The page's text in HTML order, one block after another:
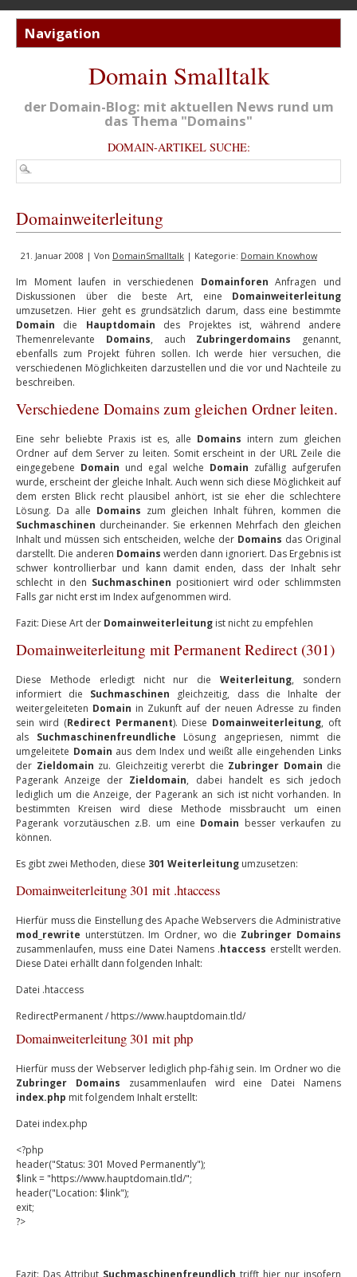
Domain Smalltalk
der Domain-Blog: mit aktuellen News rund um
das Thema "Domains"
DOMAIN-ARTIKEL SUCHE:
Domainweiterleitung
21. Januar 2008 | Von DomainSmalltalk | Kategorie: Domain Knowhow
Im Moment laufen in verschiedenen Domainforen Anfragen und
Diskussionen über die beste Art, eine Domainweiterleitung
umzusetzen. Hier geht es grundsätzlich darum, dass eine bestimmte
Domain die Hauptdomain des Projektes ist, während andere
Themenrelevante Domains, auch Zubringerdomains genannt,
ebenfalls zum Projekt führen sollen. Ich werde hier versuchen, die
verschiedenen Möglichkeiten darzustellen und die vor und Nachteile zu
beschreiben.
Verschiedene Domains zum gleichen Ordner leiten.
Eine sehr beliebte Praxis ist es, alle Domains intern zum gleichen
Ordner auf dem Server zu leiten. Somit erscheint in der URL Zeile die
eingegebene Domain und egal welche Domain zufällig aufgerufen
wurde, erscheint der gleiche Inhalt. Auch wenn sich diese Möglichkeit auf
dem ersten Blick recht plausibel anhört, ist sie eher die schlechtere
Lösung. Da alle Domains zum gleichen Inhalt führen, kommen die
Suchmaschinen durcheinander. Sie erkennen Mehrfach den gleichen
Inhalt und müssen sich entscheiden, welche der Domains das Original
darstellt. Die anderen Domains werden dann ignoriert. Das Ergebnis ist
schwer kontrollierbar und kann damit enden, dass der Inhalt sehr
schlecht in den Suchmaschinen positioniert wird oder schlimmsten
Falls gar nicht erst im Index aufgenommen wird.
Fazit: Diese Art der Domainweiterleitung ist nicht zu empfehlen
Domainweiterleitung mit Permanent Redirect (301)
Diese Methode erledigt nicht nur dieWeiterleitung, sondern
informiert die Suchmaschinen gleichzeitig, dass die Inhalte der
weitergeleiteten Domain in Zukunft auf der neuen Adresse zu finden
sein wird (Redirect Permanent). Diese Domainweiterleitung, oft
als Suchmaschinenfreundliche Lösung angepriesen, nimmt die
umgeleitete Domain aus dem Index und weißt alle eingehenden Links
der Zieldomain zu. Gleichzeitig vererbt die Zubringer Domain die
Pagerank Anzeige der Zieldomain, dabei handelt es sich jedoch
lediglich um die Anzeige, der Pagerank an sich ist nicht vorhanden. In
bestimmten Kreisen wird diese Methode missbraucht um einen
Pagerank vorzutäuschen z.B. um eine Domain besser verkaufen zu
können.
Es gibt zwei Methoden, diese 301 Weiterleitung umzusetzen:
Domainweiterleitung 301 mit .htaccess
Hierfür muss die Einstellung des Apache Webservers die Administrative
mod_rewrite unterstützen. Im Ordner, wo die Zubringer Domains
zusammenlaufen, muss eine Datei Namens .htaccess erstellt werden.
Diese Datei erhällt dann folgenden Inhalt:
Datei .htaccess
RedirectPermanent / https://www.hauptdomain.tld/
Domainweiterleitung 301 mit php
Hierfür muss der Webserver lediglich php-fähig sein. Im Ordner wo die
Zubringer Domains zusammenlaufen wird eine Datei Namens
index.php mit folgendem Inhalt erstellt:
Datei index.php
<?php
header("Status: 301 Moved Permanently");
$link = "https://www.hauptdomain.tld/";
header("Location: $link");
exit;
?>
Fazit: Das Attribut Suchmaschinenfreundlich trifft hier nur insofern